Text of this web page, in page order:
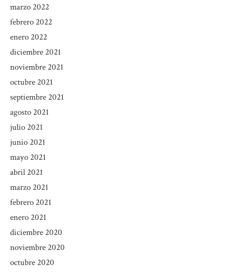
marzo 2022
febrero 2022
enero 2022
diciembre 2021
noviembre 2021
octubre 2021
septiembre 2021
agosto 2021
julio 2021
junio 2021
mayo 2021
abril 2021
marzo 2021
febrero 2021
enero 2021
diciembre 2020
noviembre 2020
octubre 2020